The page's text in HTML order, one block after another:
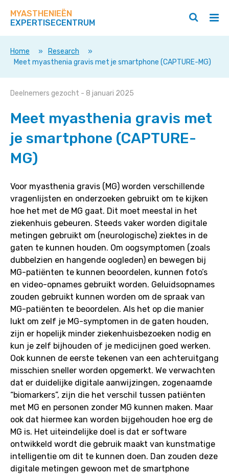
direct
op
deze
MYASTHENIEËN
EXPERTISECENTRUM
/
Zoeken
/
Home » Research
»
Meet myasthenia gravis met je smartphone (CAPTURE-MG)
Meet
gravis
met
je
smartphone
(CAPTURE-
Deelnemers gezocht - 8 januari 2025
Meet myasthenia gravis met
je smartphone (CAPTURE-
MG)
Voor myasthenia gravis (MG) worden verschillende
vragenlijsten en onderzoeken gebruikt om te kijken
hoe het met de MG gaat. Dit moet meestal in het
ziekenhuis gebeuren. Steeds vaker worden digitale
metingen gebruikt om (neurologische) ziektes in de
gaten te kunnen houden. Om oogsymptomen (zoals
dubbelzien en hangende oogleden) en bewegen bij
MG-patiënten te kunnen beoordelen, kunnen foto’s
en video-opnames gebruikt worden. Geluidsopnames
zouden gebruikt kunnen worden om de spraak van
MG-patiënten te beoordelen. Als het op die manier
lukt om zelf je MG-symptomen in de gaten houden,
zijn er hopelijk minder ziekenhuisbezoeken nodig en
kun je zelf bijhouden of je medicijnen goed werken.
Ook kunnen de eerste tekenen van een achteruitgang
misschien sneller worden opgemerkt. We verwachten
dat er duidelijke digitale aanwijzingen, zogenaamde
“biomarkers”, zijn die het verschil tussen patiënten
met MG en personen zonder MG kunnen maken. Maar
ook dat hiermee kan worden bijgehouden hoe erg de
MG is. Het uiteindelijke doel is dat er software
ontwikkeld wordt die gebruik maakt van kunstmatige
intelligentie om dit te kunnen doen. Dan zouden deze
digitale metingen gewoon met de smartphone